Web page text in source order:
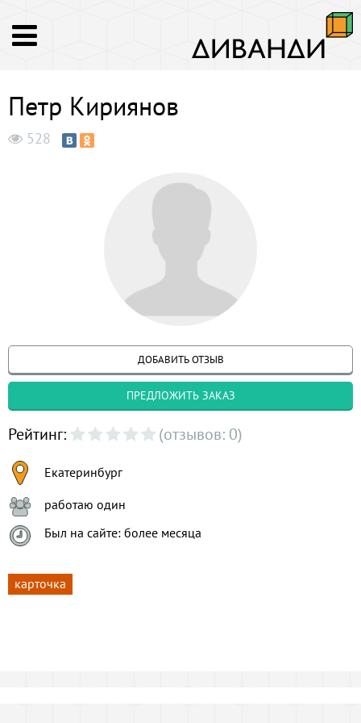
Петр Кириянов
528
ДОБАВИТЬ ОТЗЫВ
ПРЕДЛОЖИТЬ ЗАКАЗ
Рейтинг: (отзывов: 0)
Екатеринбург
работаю один
Был на сайте: более месяца
карточка